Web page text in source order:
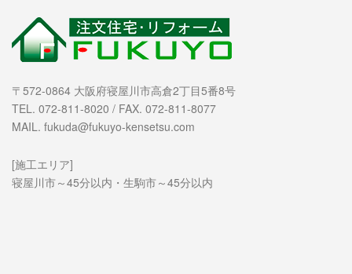
〒572-0864 大阪府寝屋川市高倉2丁目5番8号
TEL. 072-811-8020 / FAX. 072-811-8077
MAIL. fukuda@fukuyo-kensetsu.com
[施工エリア]
寝屋川市～45分以内・生駒市～45分以内